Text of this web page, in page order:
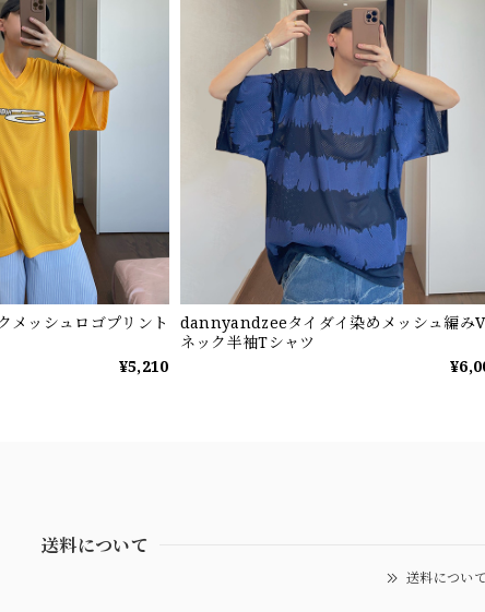
ッシュロゴプリント
¥5,210
dannyandzeeタイダイ染めメッシュ編みV
ネック半袖Tシャツ
送料について
送料について